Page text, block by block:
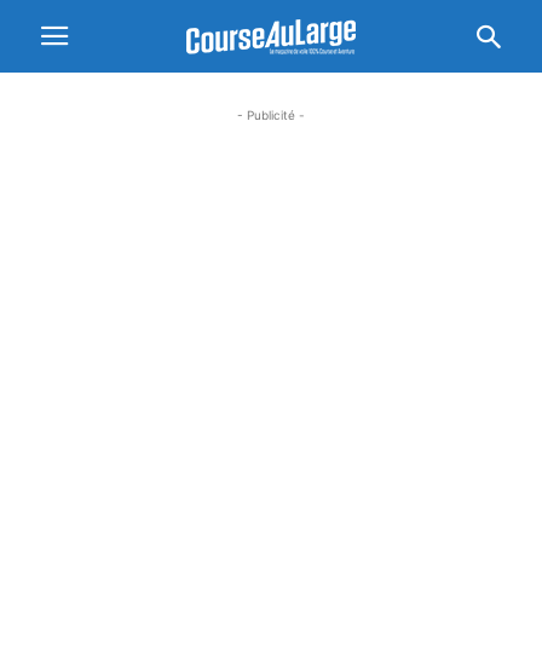
- Publicité -